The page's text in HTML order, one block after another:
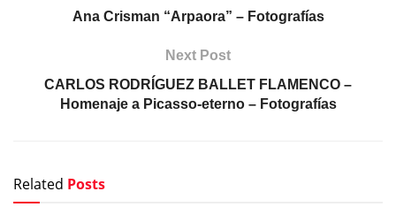
Ana Crisman “Arpaora” – Fotografías
Next Post
CARLOS RODRÍGUEZ BALLET FLAMENCO –
Homenaje a Picasso-eterno – Fotografías
Related Posts